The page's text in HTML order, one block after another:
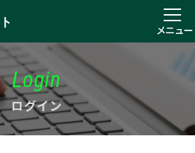
メニュー
Login
ログイン